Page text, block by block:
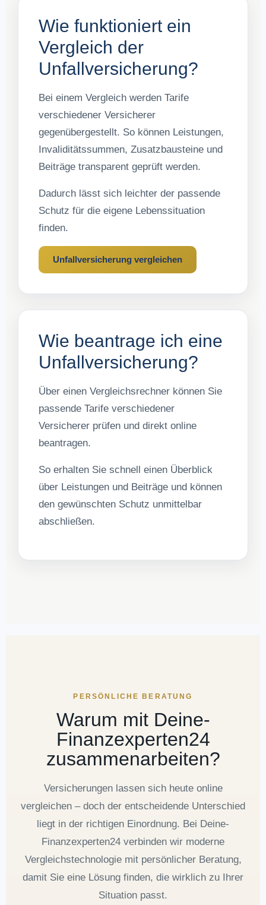
Wie funktioniert ein
Vergleich der
Unfallversicherung?
Bei einem Vergleich werden Tarife
verschiedener Versicherer
gegenübergestellt. So können Leistungen,
Invaliditätssummen, Zusatzbausteine und
Beiträge transparent geprüft werden.
Dadurch lässt sich leichter der passende
Schutz für die eigene Lebenssituation
finden.
Unfallversicherung vergleichen
Wie beantrage ich eine
Unfallversicherung?
Über einen Vergleichsrechner können Sie
passende Tarife verschiedener
Versicherer prüfen und direkt online
beantragen.
So erhalten Sie schnell einen Überblick
über Leistungen und Beiträge und können
den gewünschten Schutz unmittelbar
abschließen.
PERSÖNLICHE BERATUNG
Warum mit Deine-
Finanzexperten24
zusammenarbeiten?
Versicherungen lassen sich heute online
vergleichen – doch der entscheidende Unterschied
liegt in der richtigen Einordnung. Bei Deine-
Finanzexperten24 verbinden wir moderne
Vergleichstechnologie mit persönlicher Beratung,
damit Sie eine Lösung finden, die wirklich zu Ihrer
Situation passt.